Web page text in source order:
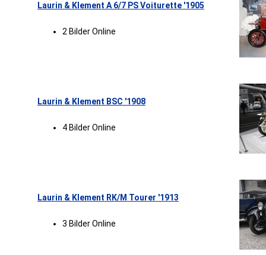
Laurin & Klement A 6/7 PS Voiturette '1905
2 Bilder Online
Laurin & Klement BSC '1908
4 Bilder Online
Laurin & Klement RK/M Tourer '1913
3 Bilder Online